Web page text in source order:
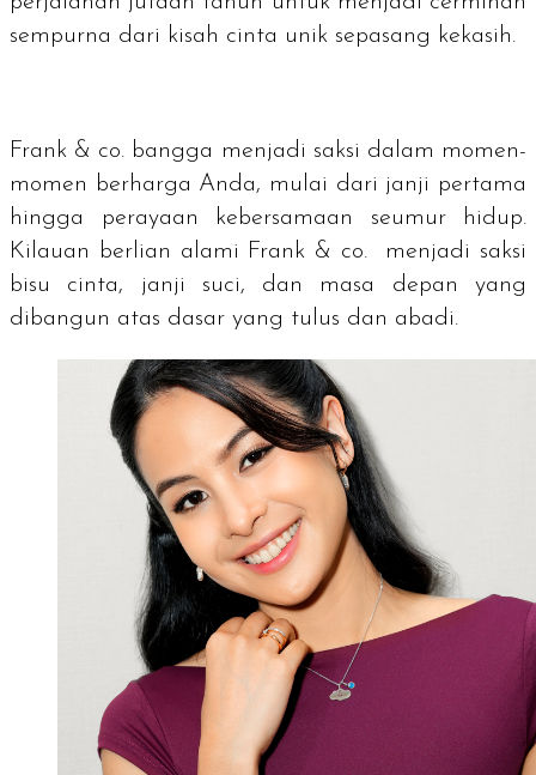
sempurna dari kisah cinta unik sepasang kekasih.
Frank & co. bangga menjadi saksi dalam momen-
momen berharga Anda, mulai dari janji pertama
hingga perayaan kebersamaan seumur hidup.
Kilauan berlian alami Frank & co. menjadi saksi
bisu cinta, janji suci, dan masa depan yang
dibangun atas dasar yang tulus dan abadi.